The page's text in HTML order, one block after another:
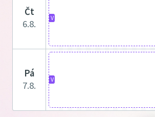
čt
6.8.
V
pá
7.8.
V